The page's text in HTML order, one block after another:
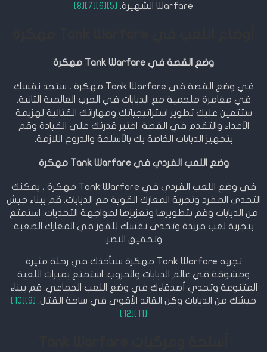
Warfare الشهيرة.
[5]
[6]
[7]
[8]
وضع القصة في Tank Warfare مهكرة
في وضع القصة في Tank Warfare مهكرة ، ستجد نفسك
في مغامرة ملحمية مع الدبابات في الحرب العالمية الثانية.
ستتعين عليك تطوير استراتيجياتك ومهاراتك القتالية لهزيمة
الأعداء والتقدم في القصة. اختبر قدرتك على القيادة وقم
بتجهيز الدبابات الخاصة بك بالأسلحة والدروع اللازمة.
وضع اللعب الفردي في Tank Warfare مهكرة
في وضع اللعب الفردي في Tank Warfare مهكرة ، يمكنك
التحدي المفرد وتجربة المعارك القوية مع الدبابات. قم ببناء جيش
من الدبابات وقم بتطويرها وتعزيزها لمواجهة التحديات. استمتع
بتجربة لعب فريدة وتحدي نفسك للفوز في المعارك الصعبة
وتحقيق النصر.
تجربة Tank Warfare مهكرة ستأخذك في رحلة مثيرة
ومشوقة في عالم الدبابات والحروب. استمتع بميزات اللعبة
المتنوعة وتحدي أصدقاءك في وضع اللعب الجماعي. قم ببناء
جيشك من الدبابات وكن القائد الأقوى في ساحة القتال. [9]
[10]
[11]
[12]